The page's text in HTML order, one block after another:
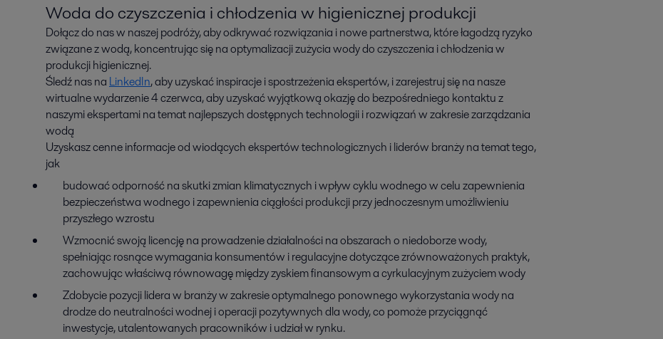
Woda do czyszczenia i chłodzenia w higienicznej produkcji
Dołącz do nas w naszej podróży, aby odkrywać rozwiązania i nowe partnerstwa, które łagodzą ryzyko
związane z wodą, koncentrując się na optymalizacji zużycia wody do czyszczenia i chłodzenia w
produkcji higienicznej.
Śledź nas na LinkedIn, aby uzyskać inspiracje i spostrzeżenia ekspertów, i zarejestruj się na nasze
wirtualne wydarzenie 4 czerwca, aby uzyskać wyjątkową okazję do bezpośredniego kontaktu z
naszymi ekspertami na temat najlepszych dostępnych technologii i rozwiązań w zakresie zarządzania
wodą
Uzyskasz cenne informacje od wiodących ekspertów technologicznych i liderów branży na temat tego,
jak
budować odporność na skutki zmian klimatycznych i wpływ cyklu wodnego w celu zapewnienia
bezpieczeństwa wodnego i zapewnienia ciągłości produkcji przy jednoczesnym umożliwieniu
przyszłego wzrostu
Wzmocnić swoją licencję na prowadzenie działalności na obszarach o niedoborze wody,
spełniając rosnące wymagania konsumentów i regulacyjne dotyczące zrównoważonych praktyk,
zachowując właściwą równowagę między zyskiem finansowym a cyrkulacyjnym zużyciem wody
Zdobycie pozycji lidera w branży w zakresie optymalnego ponownego wykorzystania wody na
drodze do neutralności wodnej i operacji pozytywnych dla wody, co pomoże przyciągnąć
inwestycje, utalentowanych pracowników i udział w rynku.